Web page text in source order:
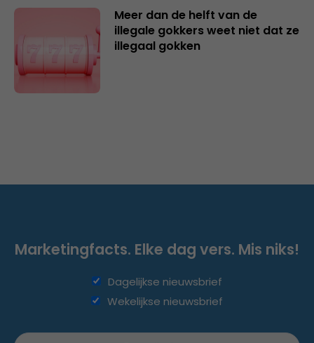
Meer dan de helft van de
illegale gokkers weet niet dat ze
illegaal gokken
Marketingfacts. Elke dag vers. Mis niks!
Dagelijkse nieuwsbrief
Wekelijkse nieuwsbrief